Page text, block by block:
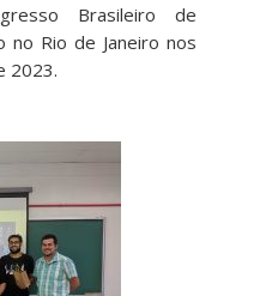
Brasileiro de
no Rio de Janeiro nos
2023.